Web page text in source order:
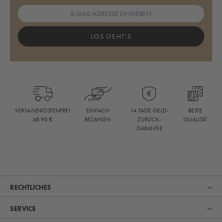
LOS GEHT'S
VERSANDKOSTENFREI
AB 90 €
EINFACH
BEZAHLEN
14 TAGE GELD-
ZURÜCK-
GARANTIE
BESTE
QUALITÄT
RECHTLICHES
SERVICE